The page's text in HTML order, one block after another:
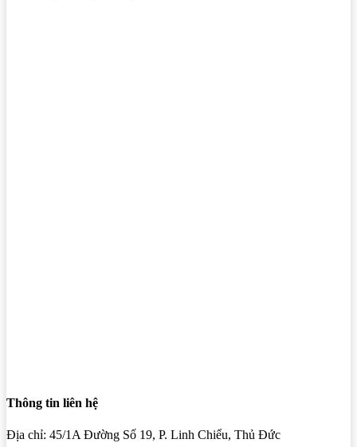
Thông tin liên hệ
Địa chỉ: 45/1A Đường Số 19, P. Linh Chiểu, Thủ Đức